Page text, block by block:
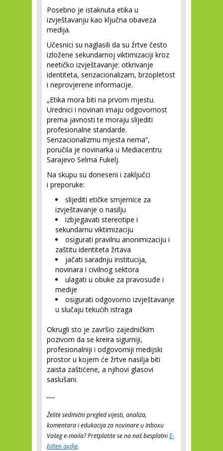
Posebno je istaknuta etika u
izvještavanju kao ključna obaveza
medija.
Učesnici su naglasili da su žrtve često
izložene sekundarnoj viktimizaciji kroz
neetičko izvještavanje: otkrivanje
identiteta, senzacionalizam, brzopletost
i neprovjerene informacije.
„Etika mora biti na prvom mjestu.
Urednici i novinari imaju odgovornost
prema javnosti te moraju slijediti
profesionalne standarde.
Senzacionalizmu mjesta nema“,
poručila je novinarka u Mediacentru
Sarajevo Selma Fukelj.
Na skupu su doneseni i zaključci
i preporuke:
slijediti etičke smjernice za
izvještavanje o nasilju
izbjegavati stereotipe i
sekundarnu viktimizaciju
osigurati pravilnu anonimizaciju i
zaštitu identiteta žrtava
jačati saradnju institucija,
novinara i civilnog sektora
ulagati u obuke za pravosuđe i
medije
osigurati odgovorno izvještavanje
u slučaju tekućih istraga
Okrugli sto je završio zajedničkim
pozivom da se kreira sigurniji,
profesionalniji i odgovorniji medijski
prostor u kojem će žrtve nasilja biti
zaista zaštićene, a njihovi glasovi
saslušani.
Želite sedmični pregled vijesti, analiza,
komentara i edukacija za novinare u Inboxu
Vašeg e-maila? Pretplatite se na naš besplatniE-
bilten ovdje.